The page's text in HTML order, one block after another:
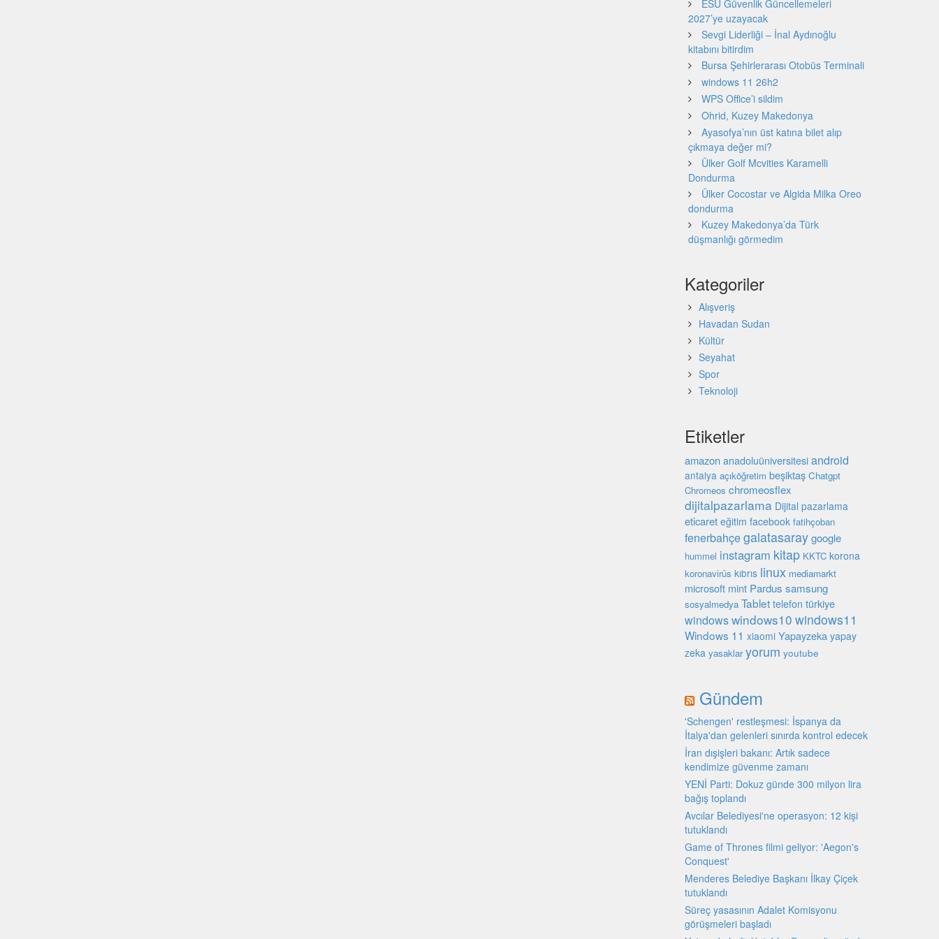
ESU Güvenlik Güncellemeleri
2027’ye uzayacak
Sevgi Liderliği – İnal Aydınoğlu
kitabını bitirdim
Bursa Şehirlerarası Otobüs Terminali
windows 11 26h2
WPS Office’i sildim
Ohrid, Kuzey Makedonya
Ayasofya’nın üst katına bilet alıp
çıkmaya değer mi?
Ülker Golf Mcvities Karamelli
Dondurma
Ülker Cocostar ve Algida Milka Oreo
dondurma
Kuzey Makedonya’da Türk
düşmanlığı görmedim
Kategoriler
Alışveriş
Havadan Sudan
Kültür
Seyahat
Spor
Teknoloji
Etiketler
amazon anadoluüniversitesi android
antalya açıköğretim beşiktaş Chatgpt
Chromeos chromeosflex
dijitalpazarlama Dijital pazarlama
eticaret eğitim facebook fatihçoban
fenerbahçegalatasaray google
hummel instagram kitap KKTC korona
koronavirüs kıbrıs linux mediamarkt
microsoft mint Pardus samsung
sosyalmedya Tablet telefon türkiye
windowswindows10 windows11
Windows 11 xiaomi Yapayzeka yapay
zeka yasaklar yorum youtube
Gündem
'Schengen' restleşmesi: İspanya da
İtalya'dan gelenleri sınırda kontrol edecek
İran dışişleri bakanı: Artık sadece
kendimize güvenme zamanı
YENİ Parti: Dokuz günde 300 milyon lira
bağış toplandı
Avcılar Belediyesi'ne operasyon: 12 kişi
tutuklandı
Game of Thrones filmi geliyor: 'Aegon's
Conquest'
Menderes Belediye Başkanı İlkay Çiçek
tutuklandı
Süreç yasasının Adalet Komisyonu
görüşmeleri başladı